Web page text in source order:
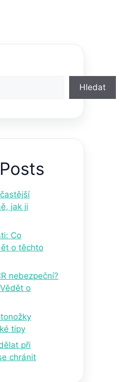
Hledat
jak ji
Co
o těchto
nebezpeční?
o
tipy
při
chránit